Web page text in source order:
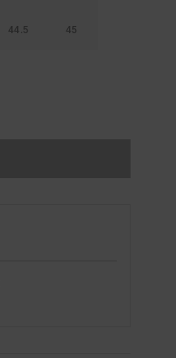
44.5 45